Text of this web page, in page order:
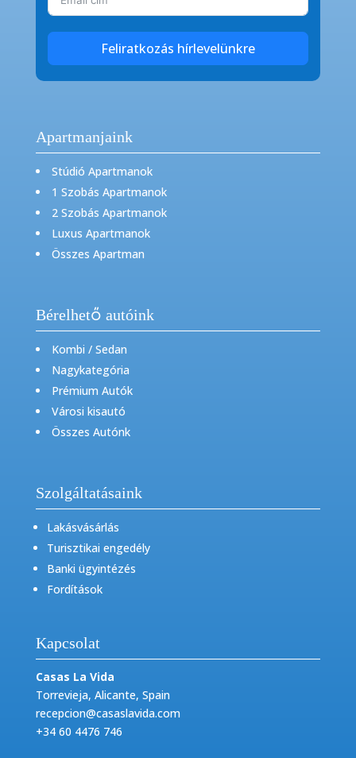
Feliratkozás hírlevelünkre
Apartmanjaink
Stúdió Apartmanok
1 Szobás Apartmanok
2 Szobás Apartmanok
Luxus Apartmanok
Összes Apartman
Bérelhető autóink
Kombi / Sedan
Nagykategória
Prémium Autók
Városi kisautó
Összes Autónk
Szolgáltatásaink
Lakásvásárlás
Turisztikai engedély
Banki ügyintézés
Fordítások
Kapcsolat
Casas La Vida
Torrevieja, Alicante, Spain
recepcion@casaslavida.com
+34 60 4476 746